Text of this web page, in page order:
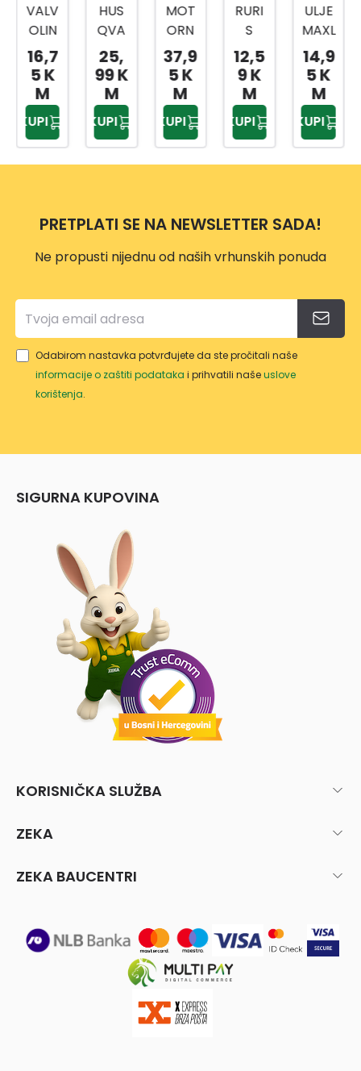
VALV
OLIN
E
ULJE
SYNP
OWE
R
5W4
0 1L
16,7
5 K
M
KUPI
HUS
QVA
RNA
DVO
TAKN
TO
ULJE
1L
25,
99 K
M
KUPI
MOT
ORN
O
ULJE
HP
SUPE
R 1L
DOZ
ER
37,9
5 K
M
KUPI
RURI
S
ULJE
4T
600
ML
060
12,5
9 K
M
KUPI
ULJE
MAXL
IFE
10W4
0 1L
SW
14,9
5 K
M
KUPI
PRETPLATI SE NA NEWSLETTER SADA!
Ne propusti nijednu od naših vrhunskih ponuda
Odabirom nastavka potvrđujete da ste pročitali naše
informacije o zaštiti podataka i prihvatili našeuslove
korištenja.
SIGURNA KUPOVINA
KORISNIČKA SLUŽBA
ZEKA
ZEKA BAUCENTRI